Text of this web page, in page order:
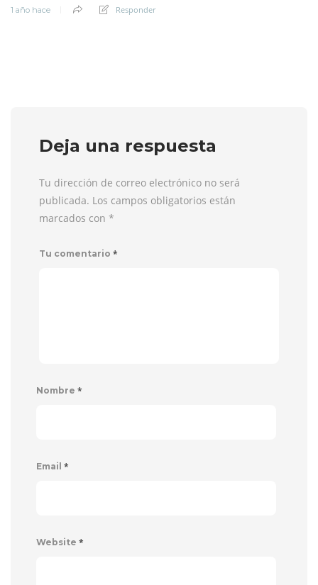
1 año hace Responder
Deja una respuesta
Tu dirección de correo electrónico no será
publicada. Los campos obligatorios están
marcados con *
Tu comentario *
Nombre *
Email *
Website *